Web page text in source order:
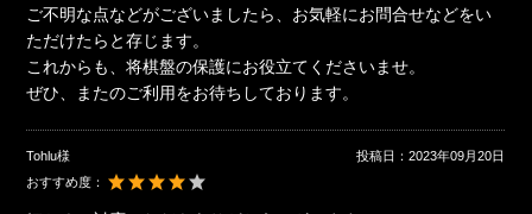
ご不明な点などがございましたら、お気軽にお問合せなどをい
ただけたらと存じます。
これからも、将棋盤の保護にお役立てくださいませ。
ぜひ、またのご利用をお待ちしております。
Tohlu様 投稿日：2023年09月20日
おすすめ度：